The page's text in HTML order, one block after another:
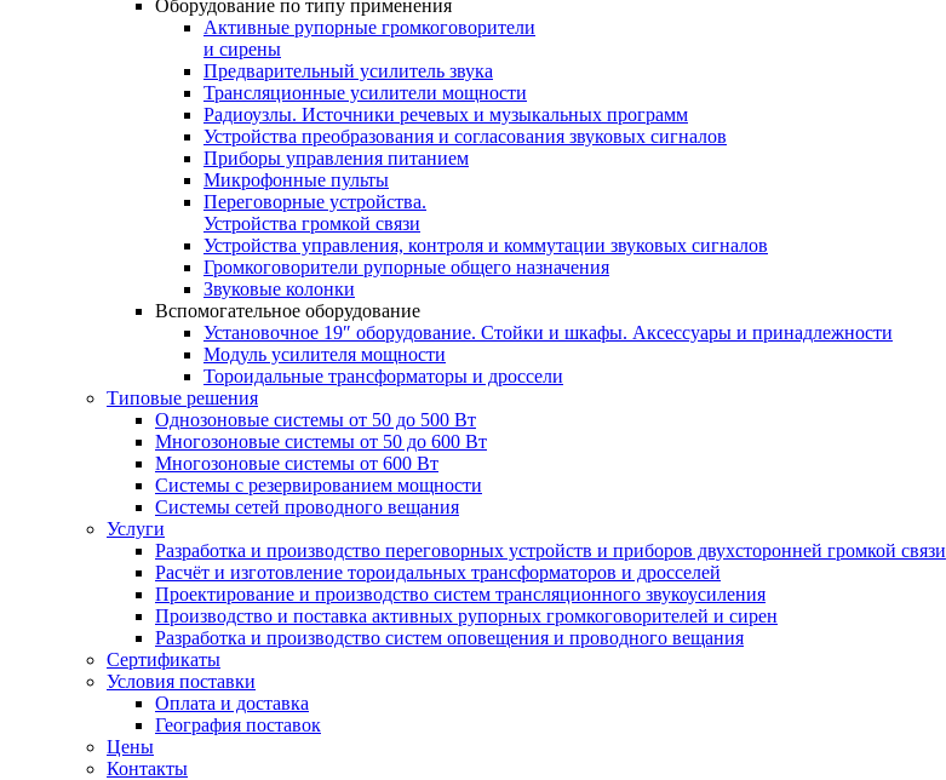
Оборудование по типу применения
Активные рупорные громкоговорители
и сирены
Предварительный усилитель звука
Трансляционные усилители мощности
Радиоузлы. Источники речевых и музыкальных программ
Устройства преобразования и согласования звуковых сигналов
Приборы управления питанием
Микрофонные пульты
Переговорные устройства.
Устройства громкой связи
Устройства управления, контроля и коммутации звуковых сигналов
Громкоговорители рупорные общего назначения
Звуковые колонки
Вспомогательное оборудование
Установочное 19″ оборудование. Стойки и шкафы. Аксессуары и принадлежности
Модуль усилителя мощности
Тороидальные трансформаторы и дроссели
Типовые решения
Однозоновые системы от 50 до 500 Вт
Многозоновые системы от 50 до 600 Вт
Многозоновые системы от 600 Вт
Системы с резервированием мощности
Системы сетей проводного вещания
Услуги
Разработка и производство переговорных устройств и приборов двухсторонней громкой связи
Расчёт и изготовление тороидальных трансформаторов и дросселей
Проектирование и производство систем трансляционного звукоусиления
Производство и поставка активных рупорных громкоговорителей и сирен
Разработка и производство систем оповещения и проводного вещания
Сертификаты
Условия поставки
Оплата и доставка
География поставок
Цены
Контакты